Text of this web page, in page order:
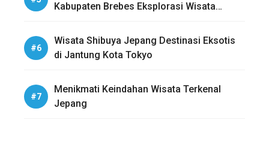
Kabupaten Brebes Eksplorasi Wisata
Wisata Shibuya Jepang Destinasi Eksotis
di Jantung Kota Tokyo
Menikmati Keindahan Wisata Terkenal
Jepang